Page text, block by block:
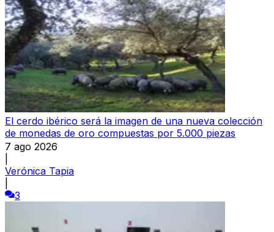
El cerdo ibérico será la imagen de una nueva colección
de monedas de oro compuestas por 5.000 piezas
7 ago 2026
Verónica Tapia
3